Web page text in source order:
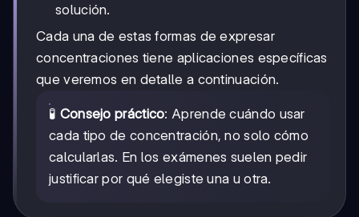
solución.
Cada una de estas formas de expresar
concentraciones tiene aplicaciones específicas
que veremos en detalle a continuación.
🧪 Consejo práctico: Aprende cuándo usar
cada tipo de concentración, no solo cómo
calcularlas. En los exámenes suelen pedir
justificar por qué elegiste una u otra.